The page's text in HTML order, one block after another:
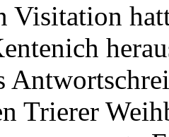
Visitation
Trierer